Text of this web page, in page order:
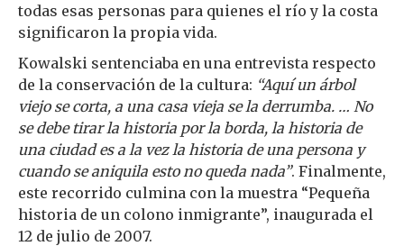
todas esas personas para quienes el río y la costa
significaron la propia vida.
Kowalski sentenciaba en una entrevista respecto
de la conservación de la cultura: “Aquí un árbol
viejo se corta, a una casa vieja se la derrumba. … No
se debe tirar la historia por la borda, la historia de
una ciudad es a la vez la historia de una persona y
cuando se aniquila esto no queda nada”. Finalmente,
este recorrido culmina con la muestra “Pequeña
historia de un colono inmigrante”, inaugurada el
12 de julio de 2007.